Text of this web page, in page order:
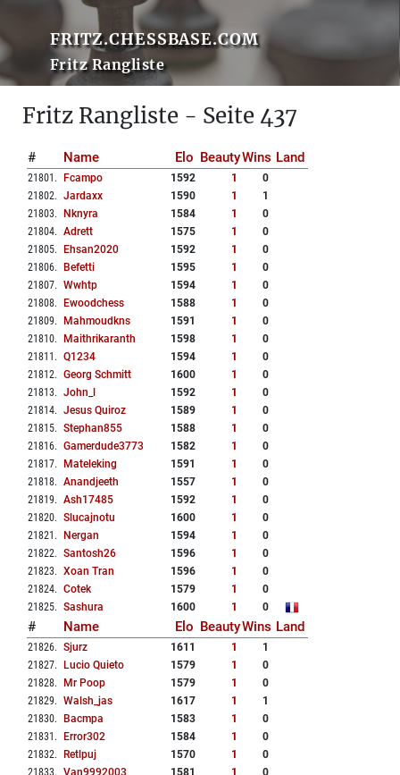
FRITZ.CHESSBASE.COM
Fritz Rangliste
Fritz Rangliste - Seite 437
# Name Elo BeautyWins Land
21801 . Fcampo 1592 1
0
21802. Jardaxx 1590 1
1
21803. Nknyra 1584 1
0
21804. Adrett 1575 1
0
21805. Ehsan2020 1592 1
0
21806. Befetti 1595 1
0
21807. Wwhtp 1594 1
0
21808. Ewoodchess 1588 1
0
21809. Mahmoudkns 1591 1
0
21810. Maithrikaranth 1598 1
0
21811 . Q1234 1594 1
0
21812. Georg Schmitt 1600 1
0
21813. John_l 1592 1
0
21814. Jesus Quiroz 1589 1
0
21815. Stephan855 1588 1
0
21816. Gamerdude3773 1582 1
0
21817. Mateleking 1591 1
0
21818. Anandjeeth 1557 1
0
21819. Ash17485 1592 1
0
21820. Slucajnotu 1600 1
0
21821 . Nergan 1594 1
0
21822. Santosh26 1596 1
0
21823. Xoan Tran 1596 1
0
21824. Cotek 1579 1
0
21825. Sashura 1600 1 0
# Name Elo BeautyWins Land
21826. Sjurz 1611 1
1
21827. Lucio Quieto 1579 1
0
21828. Mr Poop 1579 1
0
21829. Walsh_jas 1617 1
1
21830. Bacmpa 1583 1
0
21831 . Error302 1584 1
0
21832. Retlpuj 1570 1
0